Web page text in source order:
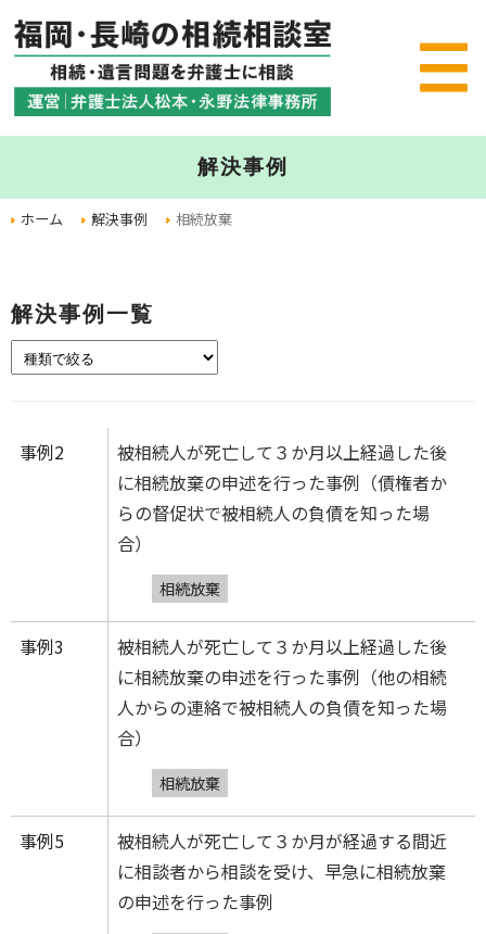
解決事例
ホーム 解決事例 相続放棄
解決事例一覧
事例2
被相続人が死亡して３か月以上経過した後
に相続放棄の申述を行った事例（債権者か
らの督促状で被相続人の負債を知った場
合）
相続放棄
事例3
被相続人が死亡して３か月以上経過した後
に相続放棄の申述を行った事例（他の相続
人からの連絡で被相続人の負債を知った場
合）
相続放棄
事例5
被相続人が死亡して３か月が経過する間近
に相談者から相談を受け、早急に相続放棄
の申述を行った事例